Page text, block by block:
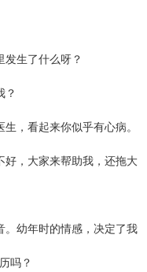
发生了什么呀？
？
，看起来你似乎有心病。
好，大家来帮助我，还拖大
。幼年时的情感，决定了我
吗？